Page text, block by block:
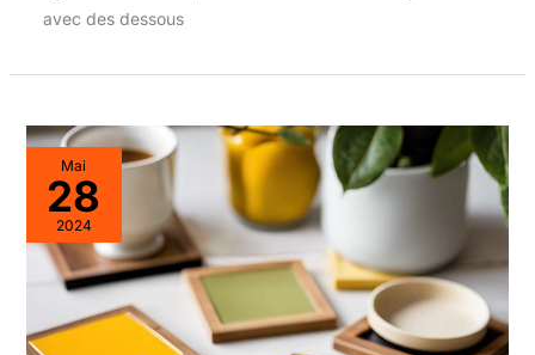
avec des dessous
Mai
28
2024